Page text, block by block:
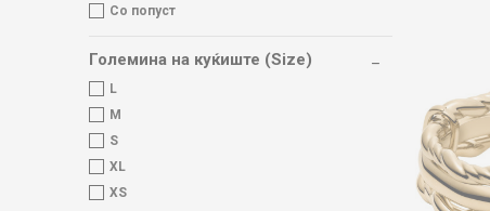
Со попуст
Големина на куќиште (Size)
L
M
S
XL
XS